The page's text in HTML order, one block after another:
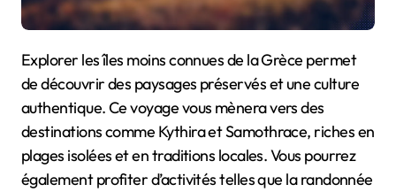
Explorer les îles moins connues de la Grèce permet
de découvrir des paysages préservés et une culture
authentique. Ce voyage vous mènera vers des
destinations comme Kythira et Samothrace, riches en
plages isolées et en traditions locales. Vous pourrez
également profiter d’activités telles que la randonnée